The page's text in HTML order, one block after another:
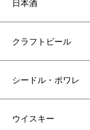
日本酒
クラフトビール
シードル・ポワレ
ウイスキー